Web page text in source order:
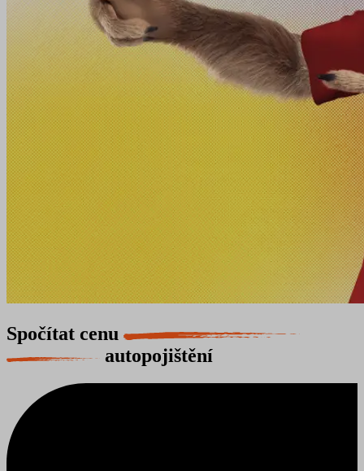
Spočítat cenu
autopojištění